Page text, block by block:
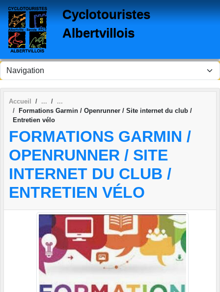
Cyclotouristes
Albertvillois
Accueil
Formations Garmin / Openrunner / Site internet du club /
Entretien vélo
FORMATIONS GARMIN /
OPENRUNNER / SITE
INTERNET DU CLUB /
ENTRETIEN VÉLO
Panneau de gestion des cookies